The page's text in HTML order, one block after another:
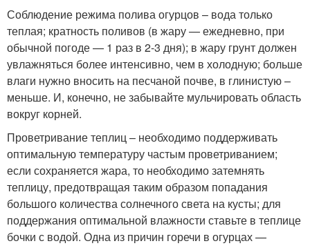
Соблюдение режима полива огурцов – вода только
теплая; кратность поливов (в жару — ежедневно, при
обычной погоде — 1 раз в 2-3 дня); в жару грунт должен
увлажняться более интенсивно, чем в холодную; больше
влаги нужно вносить на песчаной почве, в глинистую –
меньше. И, конечно, не забывайте мульчировать область
вокруг корней.
Проветривание теплиц – необходимо поддерживать
оптимальную температуру частым проветриванием;
если сохраняется жара, то необходимо затемнять
теплицу, предотвращая таким образом попадания
большого количества солнечного света на кусты; для
поддержания оптимальной влажности ставьте в теплице
бочки с водой. Одна из причин горечи в огурцах —